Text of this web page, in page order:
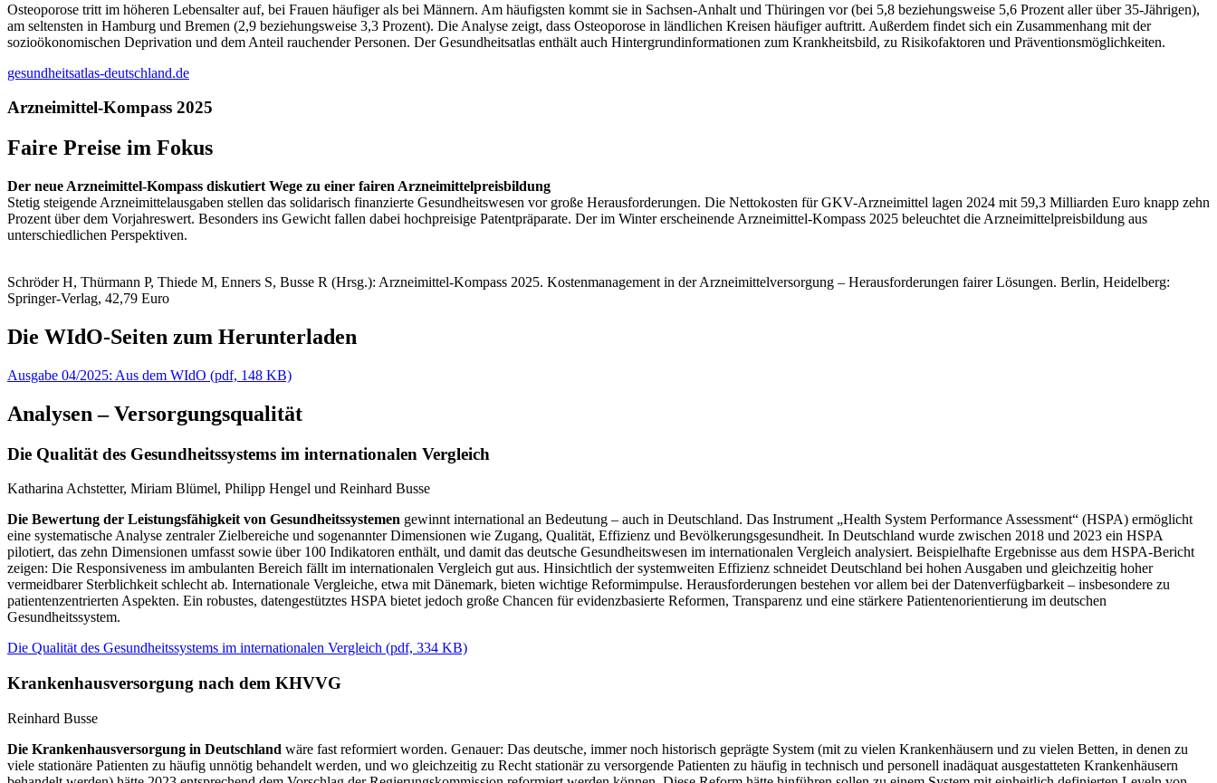
Osteoporose tritt im höheren Lebensalter auf, bei Frauen häufiger als bei Männern. Am häufigsten kommt sie in Sachsen-Anhalt und Thüringen vor (bei 5,8 beziehungsweise 5,6 Prozent aller über 35-Jährigen),
am seltensten in Hamburg und Bremen (2,9 beziehungsweise 3,3 Prozent). Die Analyse zeigt, dass Osteoporose in ländlichen Kreisen häufiger auftritt. Außerdem findet sich ein Zusammenhang mit der
sozioökonomischen Deprivation und dem Anteil rauchender Personen. Der Gesundheitsatlas enthält auch Hintergrundinformationen zum Krankheitsbild, zu Risikofaktoren und Präventionsmöglichkeiten.
gesundheitsatlas-deutschland.de
Arzneimittel-Kompass 2025
Faire Preise im Fokus
Der neue Arzneimittel-Kompass diskutiert Wege zu einer fairen Arzneimittelpreisbildung
Stetig steigende Arzneimittelausgaben stellen das solidarisch finanzierte Gesundheitswesen vor große Herausforderungen. Die Nettokosten für GKV-Arzneimittel lagen 2024 mit 59,3 Milliarden Euro knapp zehn
Prozent über dem Vorjahreswert. Besonders ins Gewicht fallen dabei hochpreisige Patentpräparate. Der im Winter erscheinende Arzneimittel-Kompass 2025 beleuchtet die Arzneimittelpreisbildung aus
unterschiedlichen Perspektiven.
Schröder H, Thürmann P, Thiede M, Enners S, Busse R (Hrsg.): Arzneimittel-Kompass 2025. Kostenmanagement in der Arzneimittelversorgung – Herausforderungen fairer Lösungen. Berlin, Heidelberg:
Springer-Verlag, 42,79 Euro
Die WIdO-Seiten zum Herunterladen
Ausgabe 04/2025: Aus dem WIdO (pdf, 148 KB)
Analysen – Versorgungsqualität
Die Qualität des Gesundheitssystems im internationalen Vergleich
Katharina Achstetter, Miriam Blümel, Philipp Hengel und Reinhard Busse
Die Bewertung der Leistungsfähigkeit von Gesundheitssystemen gewinnt international an Bedeutung – auch in Deutschland. Das Instrument „Health System Performance Assessment“ (HSPA) ermöglicht
eine systematische Analyse zentraler Zielbereiche und sogenannter Dimensionen wie Zugang, Qualität, Effizienz und Bevölkerungsgesundheit. In Deutschland wurde zwischen 2018 und 2023 ein HSPA
pilotiert, das zehn Dimensionen umfasst sowie über 100 Indikatoren enthält, und damit das deutsche Gesundheitswesen im internationalen Vergleich analysiert. Beispielhafte Ergebnisse aus dem HSPA-Bericht
zeigen: Die Responsiveness im ambulanten Bereich fällt im internationalen Vergleich gut aus. Hinsichtlich der systemweiten Effizienz schneidet Deutschland bei hohen Ausgaben und gleichzeitig hoher
vermeidbarer Sterblichkeit schlecht ab. Internationale Vergleiche, etwa mit Dänemark, bieten wichtige Reformimpulse. Herausforderungen bestehen vor allem bei der Datenverfügbarkeit – insbesondere zu
patientenzentrierten Aspekten. Ein robustes, datengestütztes HSPA bietet jedoch große Chancen für evidenzbasierte Reformen, Transparenz und eine stärkere Patientenorientierung im deutschen
Gesundheitssystem.
Die Qualität des Gesundheitssystems im internationalen Vergleich (pdf, 334 KB)
Krankenhausversorgung nach dem KHVVG
Reinhard Busse
Die Krankenhausversorgung in Deutschland wäre fast reformiert worden. Genauer: Das deutsche, immer noch historisch geprägte System (mit zu vielen Krankenhäusern und zu vielen Betten, in denen zu
viele stationäre Patienten zu häufig unnötig behandelt werden, und wo gleichzeitig zu Recht stationär zu versorgende Patienten zu häufig in technisch und personell inadäquat ausgestatteten Krankenhäusern